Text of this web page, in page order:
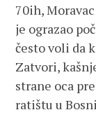
70ih,
je ograzao
često voli da
Zatvori,
strane oca
ratištu u